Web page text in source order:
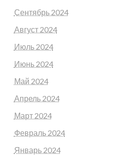
Сентябрь 2024
Август 2024
Июль 2024
Июнь 2024
Май 2024
Апрель 2024
Март 2024
Февраль 2024
Январь 2024